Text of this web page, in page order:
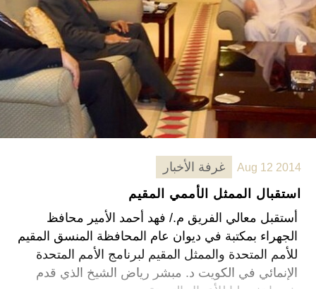
Aug 12 2014
غرفة الأخبار
استقبال الممثل الأممي المقيم
أستقبل معالي الفريق م./ فهد أحمد الأمير محافظ
الجهراء بمكتبة في ديوان عام المحافظة المنسق المقيم
للأمم المتحدة والممثل المقيم لبرنامج الأمم المتحدة
الإنمائي في الكويت د. مبشر رياض الشيخ الذي قدم